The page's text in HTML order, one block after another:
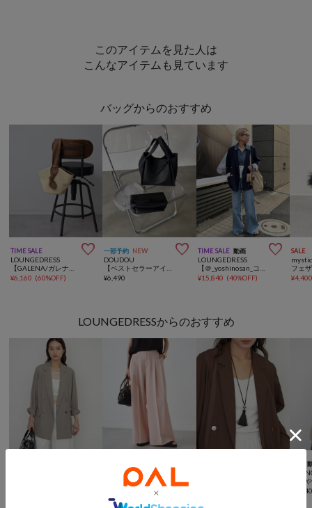
このアイテムを見た人は
こんなアイテムも見ています
バッグからのおすすめ
TIME SALE 
LOUNGEDRESS
¥6,160 (60%OFF)
一部予約 NEW 
DOUDOU
¥6,490
TIME SALE 動画 
LOUNGEDRESS
¥15,840 (40%OFF)
SALE
mystic
¥
LOUNGEDRESSからのおすすめ

LOUNGEDRESS
60%OFF)